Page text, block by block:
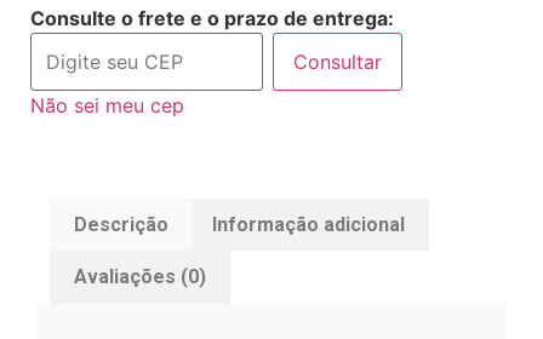
Consulte o frete e o prazo de entrega:
Consultar
Não sei meu cep
Descrição Informação adicional
Avaliações (0)